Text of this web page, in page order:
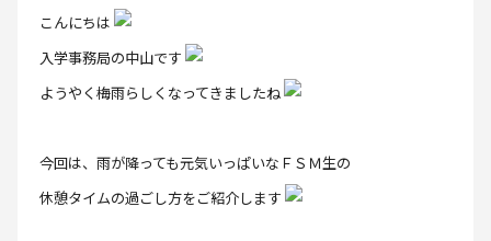
こんにちは
入学事務局の中山です
ようやく梅雨らしくなってきましたね
今回は、雨が降っても元気いっぱいなＦＳＭ生の
休憩タイムの過ごし方をご紹介します